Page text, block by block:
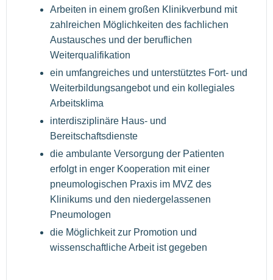
Arbeiten in einem großen Klinikverbund mit
zahlreichen Möglichkeiten des fachlichen
Austausches und der beruflichen
Weiterqualifikation
ein umfangreiches und unterstütztes Fort- und
Weiterbildungsangebot und ein kollegiales
Arbeitsklima
interdisziplinäre Haus- und
Bereitschaftsdienste
die ambulante Versorgung der Patienten
erfolgt in enger Kooperation mit einer
pneumologischen Praxis im MVZ des
Klinikums und den niedergelassenen
Pneumologen
die Möglichkeit zur Promotion und
wissenschaftliche Arbeit ist gegeben